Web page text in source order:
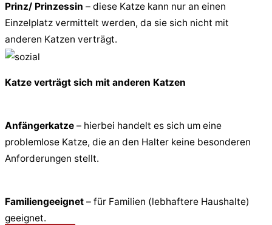
Prinz/ Prinzessin – diese Katze kann nur an einen
Einzelplatz vermittelt werden, da sie sich nicht mit
anderen Katzen verträgt.
Katze verträgt sich mit anderen Katzen
Anfängerkatze – hierbei handelt es sich um eine
problemlose Katze, die an den Halter keine besonderen
Anforderungen stellt.
Familiengeeignet – für Familien (lebhaftere Haushalte)
geeignet.